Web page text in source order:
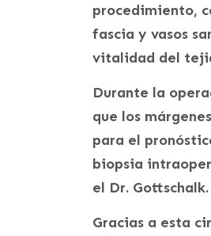
procedimiento,
fascia y vasos
vitalidad del
Durante la
que los
para el
biopsia
el Dr. Gottschalk.
Gracias a esta